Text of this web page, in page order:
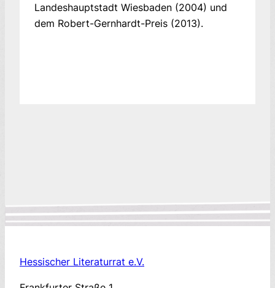
Landeshauptstadt Wiesbaden (2004) und
dem Robert-Gernhardt-Preis (2013).
Hessischer Literaturrat e.V.